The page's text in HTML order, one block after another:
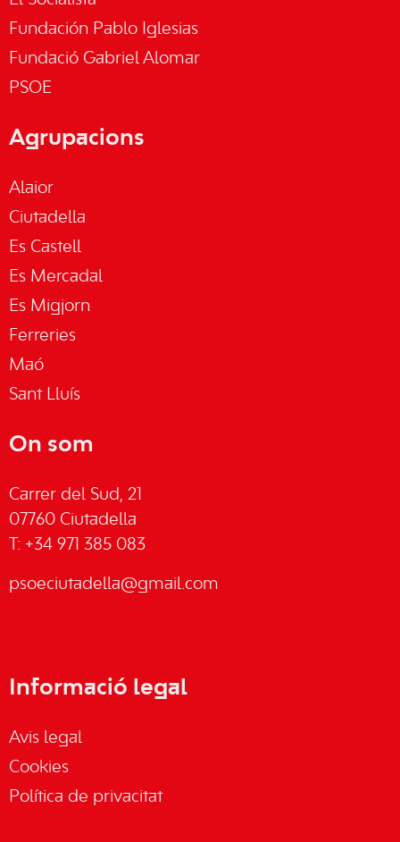
Fundación Pablo Iglesias
Fundació Gabriel Alomar
PSOE
Agrupacions
Alaior
Ciutadella
Es Castell
Es Mercadal
Es Migjorn
Ferreries
Maó
Sant Lluís
On som
Carrer del Sud, 21
07760 Ciutadella
T: +34 971 385 083
psoeciutadella@gmail.com
Informació legal
Avis legal
Cookies
Política de privacitat